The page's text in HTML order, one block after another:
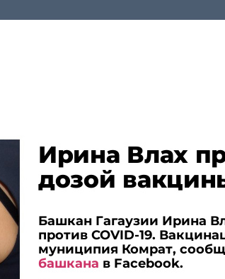
Ирина Влах
дозой
Башкан Гагаузии Ирина
против COVID-19.
муниципия Комрат,
башкана в Facebook.